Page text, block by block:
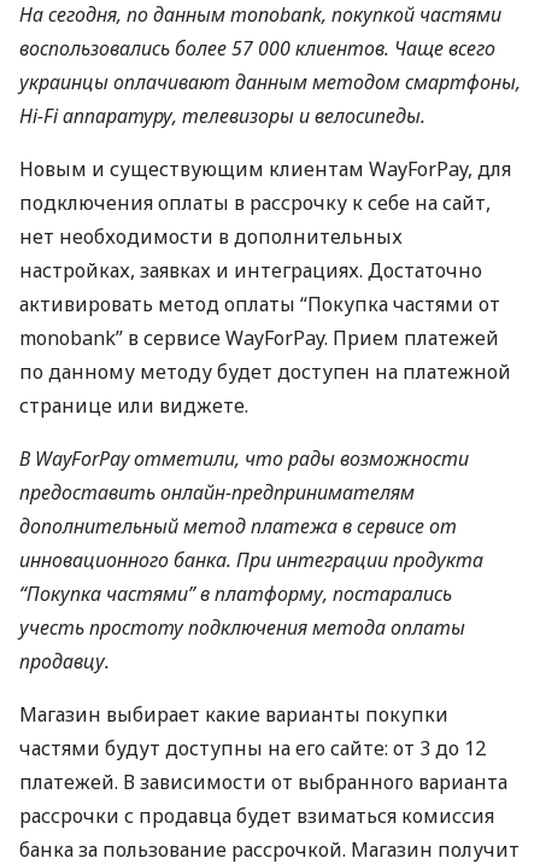
На сегодня, по даннымmonobank, покупкой частями
воспользовались более 57 000 клиентов. Чаще всего
украинцы оплачивают данным методом смартфоны,
Hi-Fi аппаратуру, телевизоры и велосипеды.
Новым и существующим клиентам WayForPay, для
подключения оплаты в рассрочку к себе на сайт,
нет необходимости в дополнительных
настройках, заявках и интеграциях. Достаточно
активировать метод оплаты “Покупка частями от
monobank” в сервисе WayForPay. Прием платежей
по данному методу будет доступен на платежной
странице или виджете.
В WayForPay отметили, что рады возможности
предоставить онлайн-предпринимателям
дополнительный метод платежа в сервисе от
инновационного банка. При интеграции продукта
“Покупка частями” в платформу, постарались
учесть простоту подключения метода оплаты
продавцу.
Магазин выбирает какие варианты покупки
частями будут доступны на его сайте: от 3 до 12
платежей. В зависимости от выбранного варианта
рассрочки с продавца будет взиматься комиссия
банка за пользование рассрочкой. Магазин получит